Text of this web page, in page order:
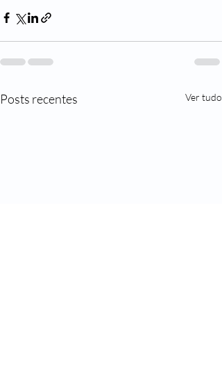
Posts recentes Ver tudo